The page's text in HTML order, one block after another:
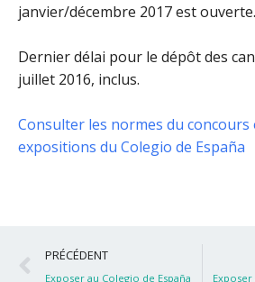
janvier/décembre 2017 est ouverte.
Dernier délai pour le dépôt des
juillet 2016, inclus.
Consulter les normes du concours
expositions du Colegio de España
Précédent
PRÉCÉDENT
Exposer au Colegio de España Exposer